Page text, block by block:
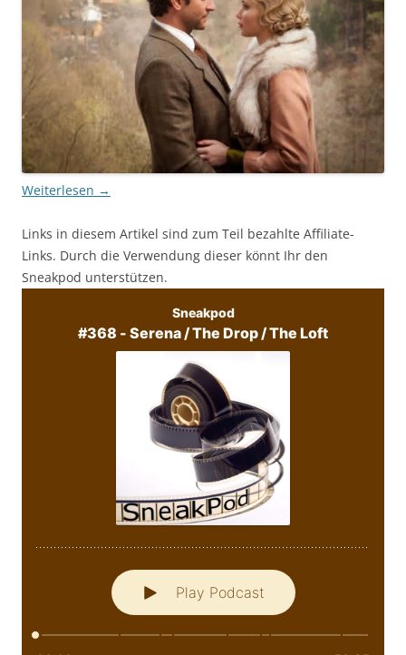
Weiterlesen →
Links in diesem Artikel sind zum Teil bezahlte Affiliate-
Links. Durch die Verwendung dieser könnt Ihr den
Sneakpod unterstützen.